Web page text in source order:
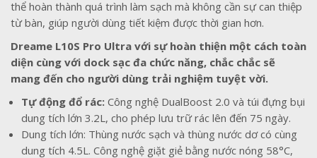
thể hoàn thành quá trình làm sạch mà không cần sự can thiệp
từ bàn, giúp người dùng tiết kiệm được thời gian hơn.
Dreame L10S Pro Ultra với sự hoàn thiện một cách toàn
diện cùng với dock sạc đa chức năng, chắc chắc sẽ
mang đến cho người dùng trải nghiệm tuyệt vời.
Tự động đổ rác: Công nghệ DualBoost 2.0 và túi đựng bụi
dung tích lớn 3.2L, cho phép lưu trữ rác lên đến 75 ngày.
Dung tích lớn: Thùng nước sạch và thùng nước dơ có cùng
dung tích 4.5L. Công nghệ giặt giẻ bằng nước nóng 58°C,